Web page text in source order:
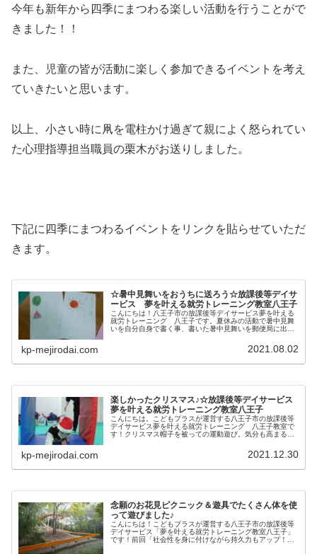
今年も新年から四季にまつわる楽しい活動を行うことがで
きました！！
また、児童の皆が活動に楽しく参加できるイベントを考え
ていきたいと思います。
以上、小さい時に凧を電柱かけ過ぎて親によく怒られてい
た心理指導担当職員の栗木がお送りしました。
下記に四季にまつわるイベントをリンクを貼らせていただ
きます。
☆暑中見舞いをおうちに送ろう☆放課後等デイサ
ービス 夢を叶える就労トレーニング教室八王子
こんにちは！八王子市の放課後等デイサービス夢を叶える
就労トレーニング 八王子です。夏休みの活動で暑中見舞
いを自分自身で書く事、書いた暑中見舞いを郵便局に出す
kp-mejirodai.com 2021.08.02
楽しかったクリスマス♪☆放課後等デイサービス
夢を叶える就労トレーニング教室八王子
こんにちは。こどもプラスが運営する八王子市の放課後等
デイサービス夢を叶える就労トレーニング 八王子教室で
す！クリスマス帽子を被っての運動遊び。気分も高まる児
kp-mejirodai.com 2021.12.30
念願のお花見ピクニック＆遊具でたくさん体を使
って遊びました♪
こんにちは！こどもプラスが運営する八王子市の放課後等
デイサービス「夢を叶える就労トレーニング教室八王子」
です！前回「社会性を身に付けながら持久力もアップ！ハ